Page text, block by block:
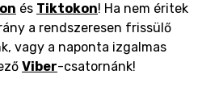
és Tiktokon! Ha nem éritek
a rendszeresen frissülő
vagy a naponta izgalmas
Viber-csatornánk!